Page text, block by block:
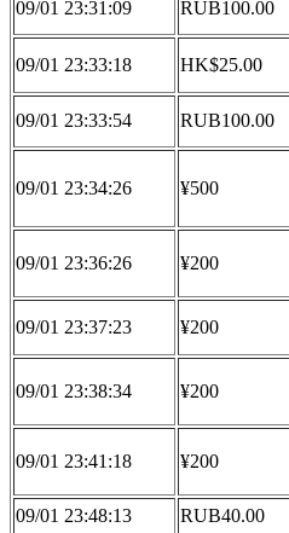
09/01 23:31:09 RUB100.00
09/01 23:33:18 HK$25.00
09/01 23:33:54 RUB100.00
09/01 23:34:26 ¥500
09/01 23:36:26 ¥200
09/01 23:37:23 ¥200
09/01 23:38:34 ¥200
09/01 23:41:18 ¥200
09/01 23:48:13 RUB40.00